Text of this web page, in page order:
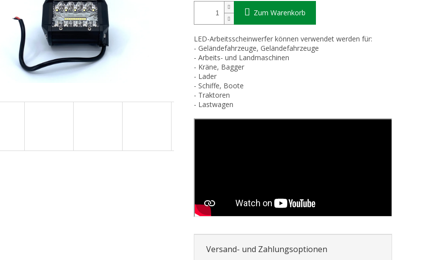
Zum Warenkorb
LED-Arbeitsscheinwerfer können verwendet werden für:
- Geländefahrzeuge, Geländefahrzeuge
- Arbeits- und Landmaschinen
- Kräne, Bagger
- Lader
- Schiffe, Boote
- Traktoren
- Lastwagen
Versand- und Zahlungsoptionen